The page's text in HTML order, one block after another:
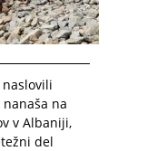
naslovili
na
v Albaniji,
del